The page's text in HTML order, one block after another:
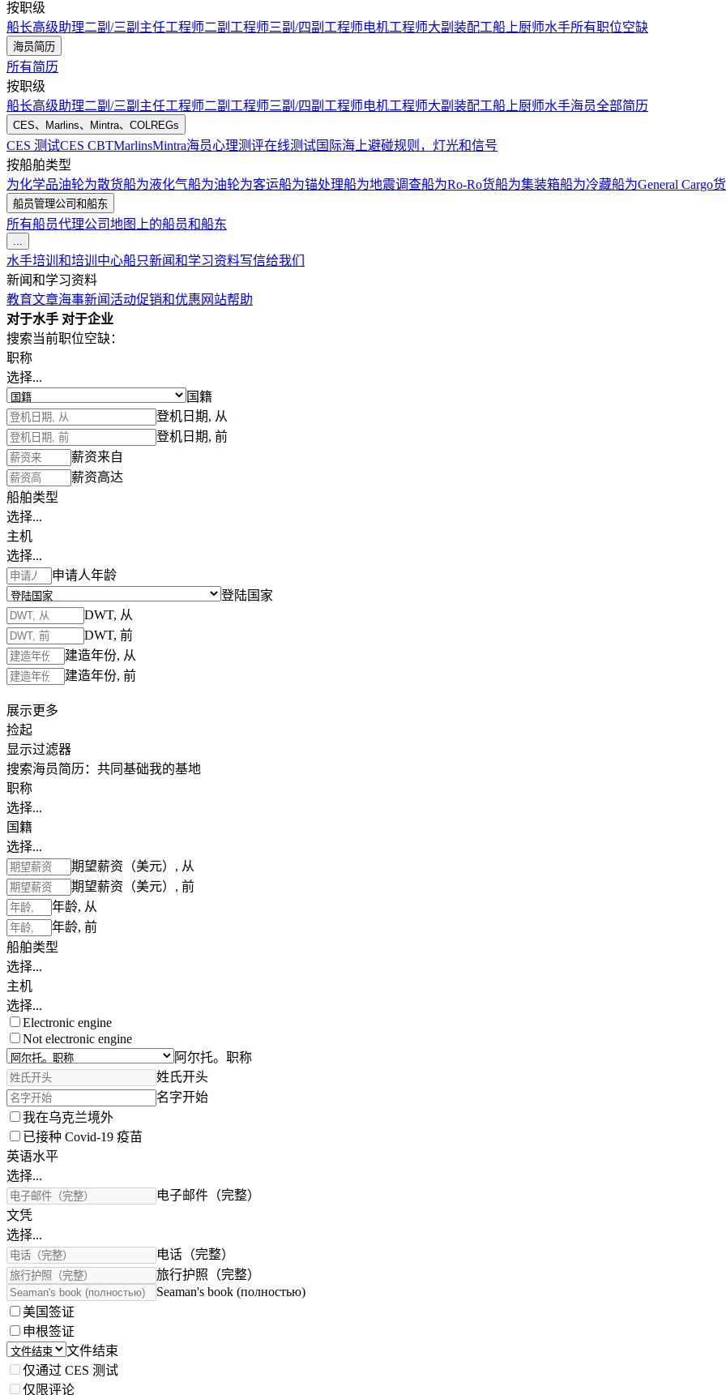
按职级
船长高级助理二副/三副 主任工程师二副工程师三副/四副工程师电机工程师大副 装配工船上厨师水手所有职位空缺
海员简历
所有简历
按职级
船长高级助理二副/三副 主任工程师二副工程师三副/四副工程师电机工程师大副 装配工船上厨师水手海员全部简历
CES、Marlins、Mintra、COLREGs
CES 测试CES CBTMarlinsMintra海员心理测评在线测试国际海上避碰规则，灯光和信号
按船舶类型
为化学品油轮为散货船为液化气船为油轮为客运船为锚处理船为地震调查船为Ro-Ro货船为集装箱船为冷藏船为General Cargo
船员管理公司和船东
所有船员代理公司地图上的船员和船东
...
水手培训和培训中心船只新闻和学习资料写信给我们
新闻和学习资料
教育文章海事新闻活动促销和优惠 网站帮助
对于水手 对于企业
搜索当前职位空缺：
职称
选择...
国籍
登机日期, 从
登机日期, 前
薪资来自
薪资高达
船舶类型
选择...
主机
选择...
申请人年龄
登陆国家
DWT, 从
DWT, 前
建造年份, 从
建造年份, 前
展示更多
捡起
显示过滤器
搜索海员简历： 共同基础我的基地
职称
选择...
国籍
选择...
期望薪资（美元）, 从
期望薪资（美元）, 前
年龄, 从
年龄, 前
船舶类型
选择...
主机
选择...
Electronic engine
Not electronic engine
阿尔托。职称
姓氏开头
名字开始
我在乌克兰境外
已接种 Covid-19 疫苗
英语水平
选择...
电子邮件（完整）
文凭
选择...
电话（完整）
旅行护照（完整）
Seaman's book (полностью)
美国签证
申根签证
文件结束
仅通过 CES 测试
仅限评论